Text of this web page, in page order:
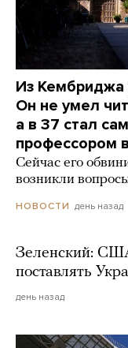
Из
Он не умел
а в 37 стал
профессором
Сейчас его
возникли
НОВОСТИ день назад
Зеленский:
поставлять
день назад